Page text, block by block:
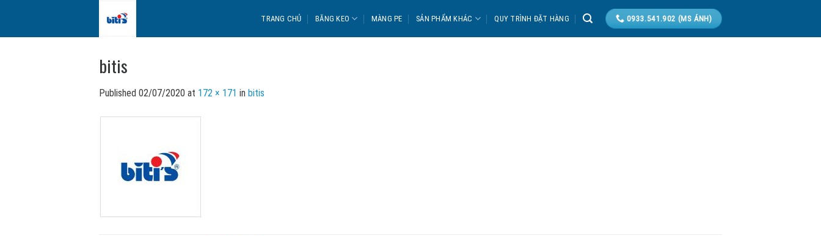
content
TRANG CHỦ BĂNG KEO MÀNG PE SẢN PHẨM KHÁC QUY TRÌNH ĐẶT HÀNG 0933.541.902 (MS ÁNH)
bitis
Published 02/07/2020 at 172 × 171 in bitis